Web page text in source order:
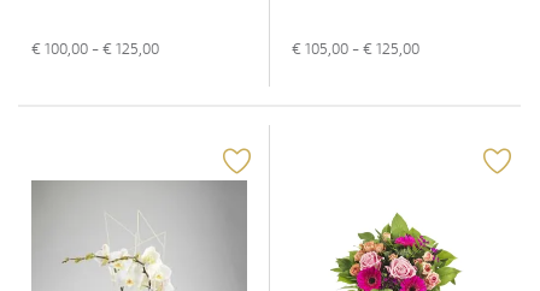
€ 100,00 - € 125,00 € 105,00 - € 125,00